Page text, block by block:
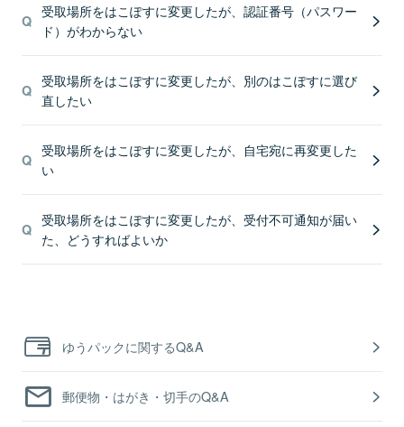
受取場所をはこぽすに変更したが、認証番号（パスワー
ド）がわからない
受取場所をはこぽすに変更したが、別のはこぽすに選び
直したい
受取場所をはこぽすに変更したが、自宅宛に再変更した
い
受取場所をはこぽすに変更したが、受付不可通知が届い
た、どうすればよいか
ゆうパックに関するQ&A
郵便物・はがき・切手のQ&A